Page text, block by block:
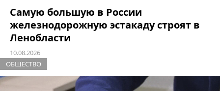
Самую большую в России
железнодорожную эстакаду строят в
Ленобласти
10.08.2026
ОБЩЕСТВО